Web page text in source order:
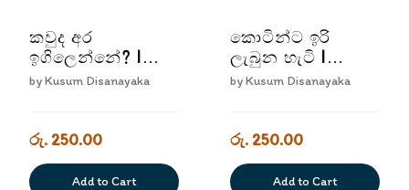
කවුද අර
ඉගිලෙන්නේ? |
Kavuda Ara
byKusum Disanayaka
රු. 250.00
Add to Cart
කොටින්ට ඉරි
ලැබුන හැටි |
Kotinta Iri Labuna
byKusum Disanayaka
රු. 250.00
Add to Cart